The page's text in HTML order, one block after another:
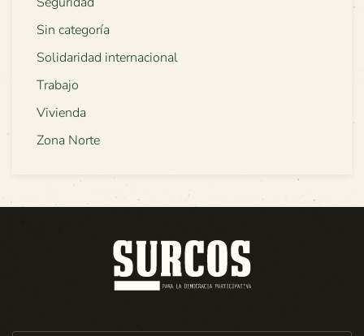
Sin categoría
Solidaridad internacional
Trabajo
Vivienda
Zona Norte